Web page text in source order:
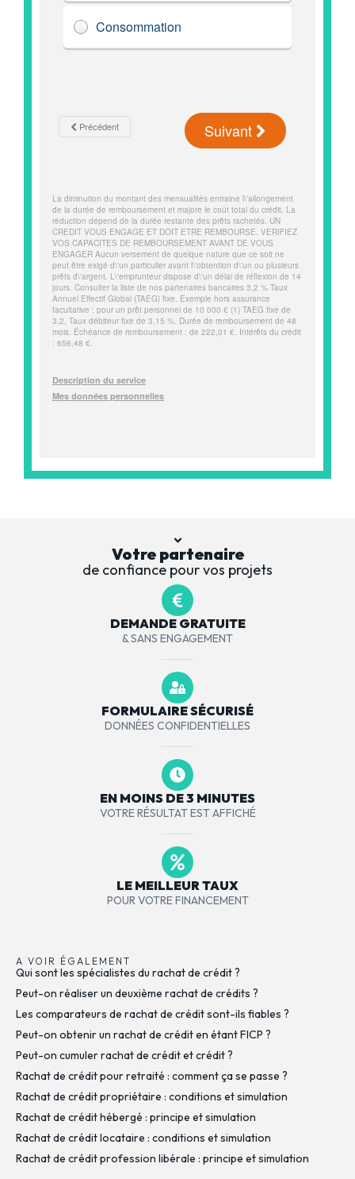
Votre partenaire
de confiance pour vos projets
DEMANDE GRATUITE
& SANS ENGAGEMENT
FORMULAIRE SÉCURISÉ
DONNÉES CONFIDENTIELLES
EN MOINS DE 3 MINUTES
VOTRE RÉSULTAT EST AFFICHÉ
LE MEILLEUR TAUX
POUR VOTRE FINANCEMENT
A VOIR ÉGALEMENT
Qui sont les spécialistes du rachat de crédit ?
Peut-on réaliser un deuxième rachat de crédits ?
Les comparateurs de rachat de crédit sont-ils fiables ?
Peut-on obtenir un rachat de crédit en étant FICP ?
Peut-on cumuler rachat de crédit et crédit ?
Rachat de crédit pour retraité : comment ça se passe ?
Rachat de crédit propriétaire : conditions et simulation
Rachat de crédit hébergé : principe et simulation
Rachat de crédit locataire : conditions et simulation
Rachat de crédit profession libérale : principe et simulation